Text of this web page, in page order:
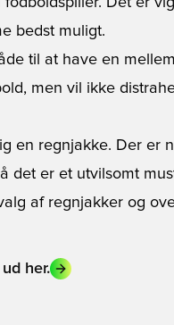
bedst muligt.
til at have en
men vil ikke
en regnjakke. Der er
det er et utvilsomt
af regnjakker og
her.